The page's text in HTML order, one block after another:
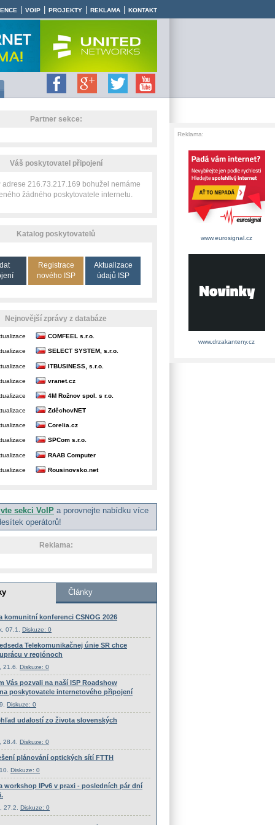
VOIP PROJEKTY REKLAMA KONTAKT
Partner sekce:
Váš poskytovatel připojení
adrese 216.73.217.169 bohužel nemáme
žádného poskytovatele internetu.
Katalog poskytovatelů
Registrace
nového ISP
Aktualizace
údajů ISP
Nejnovější zprávy z databáze
COMFEEL s.r.o.
SELECT SYSTEM, s.r.o.
ITBUSINESS, s.r.o.
vranet.cz
4M Rožnov spol. s r.o.
ZděchovNET
Corelia.cz
SPCom s.r.o.
RAAB Computer
Rousinovsko.net
sekci VoIP a porovnejte nabídku více
operátorů!
Reklama:
Reklama:
www.eurosignal.cz
www.drzakanteny.cz